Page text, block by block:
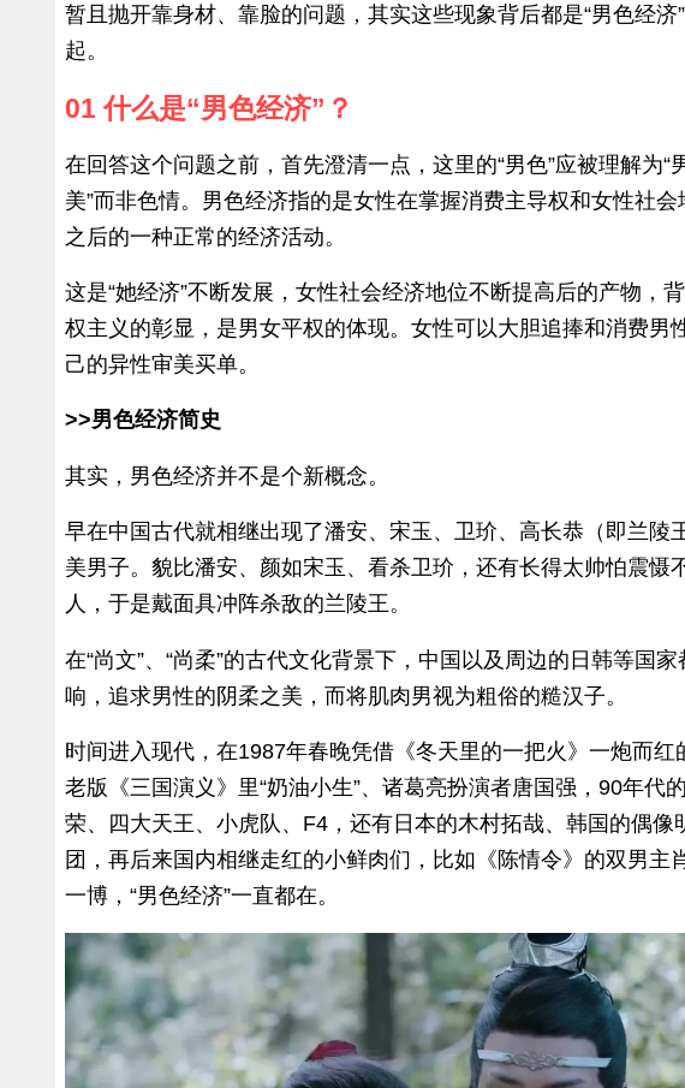
暂且抛开靠身材、靠脸的问题，其实这些现象背后都是“男色经济
起。
01 什么是“男色经济”？
在回答这个问题之前，首先澄清一点，这里的“男色”应被理解为“
美”而非色情。男色经济指的是女性在掌握消费主导权和女性社会
之后的一种正常的经济活动。
这是“她经济”不断发展，女性社会经济地位不断提高后的产物，
权主义的彰显，是男女平权的体现。女性可以大胆追捧和消费男
己的异性审美买单。
>>男色经济简史
其实，男色经济并不是个新概念。
早在中国古代就相继出现了潘安、宋玉、卫玠、高长恭（即兰陵
美男子。貌比潘安、颜如宋玉、看杀卫玠，还有长得太帅怕震慑
人，于是戴面具冲阵杀敌的兰陵王。
在“尚文”、“尚柔”的古代文化背景下，中国以及周边的日韩等国
响，追求男性的阴柔之美，而将肌肉男视为粗俗的糙汉子。
时间进入现代，在1987年春晚凭借《冬天里的一把火》一炮而红
老版《三国演义》里“奶油小生”、诸葛亮扮演者唐国强，90年代
荣、四大天王、小虎队、F4，还有日本的木村拓哉、韩国的偶像
团，再后来国内相继走红的小鲜肉们，比如《陈情令》的双男主
一博，“男色经济”一直都在。